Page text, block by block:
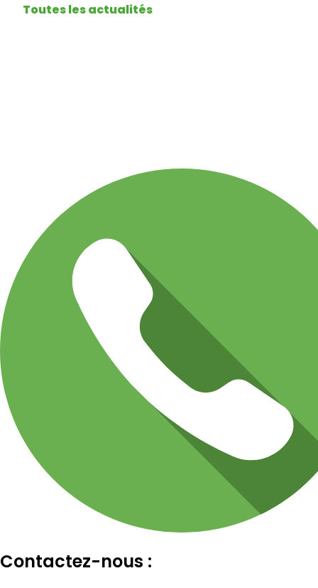
Toutes les actualités
Contactez-nous :